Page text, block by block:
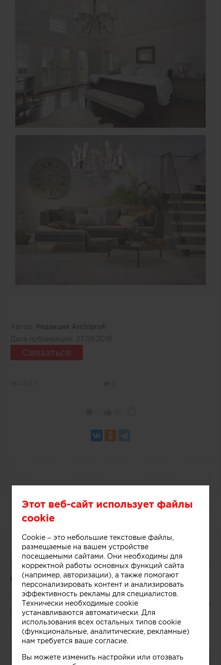
Автор:
Редакция Archiprofi
Дата публикации:
27.09.2018
Связаться
Дизайнерский прилавок в
магазине мороженого
Этот веб-сайт использует файлы
cookie
Cookie – это небольшие текстовые файлы,
размещаемые на вашем устройстве
посещаемыми сайтами. Они необходимы для
корректной работы основных функций сайта
(например, авторизации), а также помогают
персонализировать контент и анализировать
эффективность рекламы для специалистов.
Технически необходимые cookie
устанавливаются автоматически. Для
использования всех остальных типов cookie
(функциональные, аналитические, рекламные)
нам требуется ваше согласие.
Вы можете изменить настройки или отозвать